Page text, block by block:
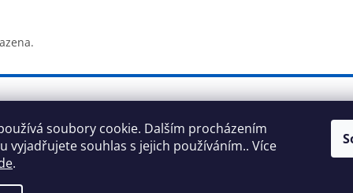
soubory cookie. Dalším procházením
vyjadřujete souhlas s jejich používáním.. Více
.